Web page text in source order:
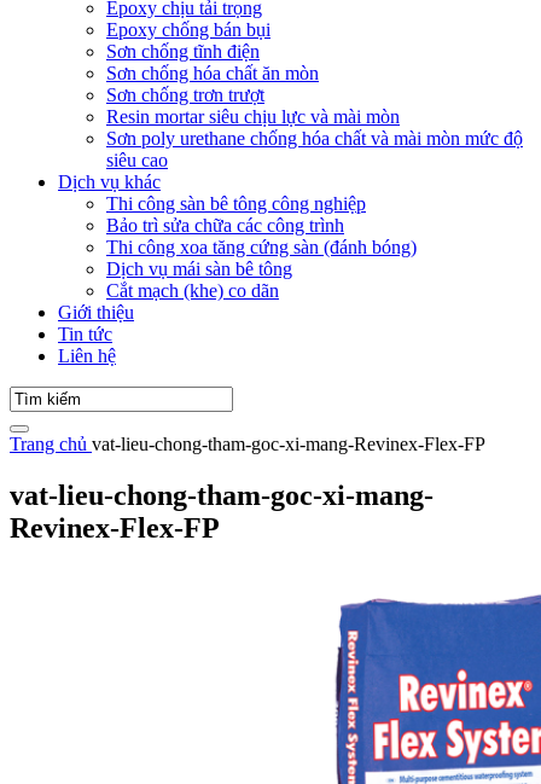
Epoxy chịu tải trọng
Epoxy chống bán bụi
Sơn chống tĩnh điện
Sơn chống hóa chất ăn mòn
Sơn chống trơn trượt
Resin mortar siêu chịu lực và mài mòn
Sơn poly urethane chống hóa chất và mài mòn mức độ
siêu cao
Dịch vụ khác
Thi công sàn bê tông công nghiệp
Bảo trì sửa chữa các công trình
Thi công xoa tăng cứng sàn (đánh bóng)
Dịch vụ mái sàn bê tông
Cắt mạch (khe) co dãn
Giới thiệu
Tin tức
Liên hệ
Trang chủ vat-lieu-chong-tham-goc-xi-mang-Revinex-Flex-FP
vat-lieu-chong-tham-goc-xi-mang-
Revinex-Flex-FP